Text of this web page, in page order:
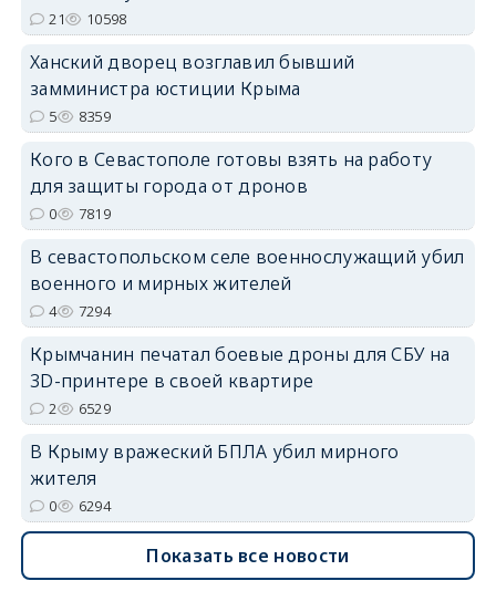
21 10598
Ханский дворец возглавил бывший
замминистра юстиции Крыма
5 8359
Кого в Севастополе готовы взять на работу
для защиты города от дронов
0 7819
В севастопольском селе военнослужащий убил
военного и мирных жителей
4 7294
Крымчанин печатал боевые дроны для СБУ на
3D-принтере в своей квартире
2 6529
В Крыму вражеский БПЛА убил мирного
жителя
0 6294
Показать все новости